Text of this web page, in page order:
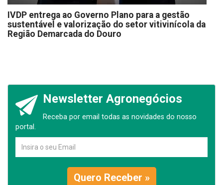
IVDP entrega ao Governo Plano para a gestão
sustentável e valorização do setor vitivinícola da
Região Demarcada do Douro
Newsletter Agronegócios
Receba por email todas as novidades do nosso
portal.
Quero Receber »